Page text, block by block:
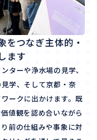
をつなぎ主体的・
ます
ターや浄水場の見学、
学、そして京都・奈
ークに出かけます。既
値観を認め合いながら
前の仕組みや事象に対